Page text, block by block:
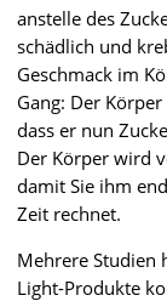
anstelle des
schädlich und
Geschmack im
Gang: Der
dass er nun
Der Körper wird
damit Sie ihm
Zeit rechnet.
Mehrere Studien
Light-Produkte